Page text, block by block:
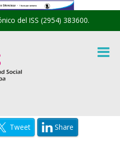
del ISS (2954) 383600.
Tweet Share